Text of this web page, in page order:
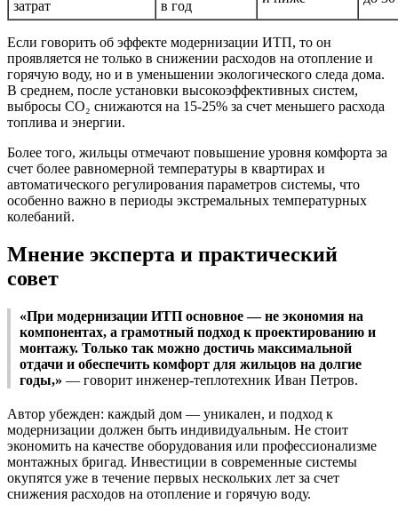
затрат в год
Если говорить об эффекте модернизации ИТП, то он
проявляется не только в снижении расходов на отопление и
горячую воду, но и в уменьшении экологического следа дома.
В среднем, после установки высокоэффективных систем,
выбросы СО₂ снижаются на 15-25% за счет меньшего расхода
топлива и энергии.
Более того, жильцы отмечают повышение уровня комфорта за
счет более равномерной температуры в квартирах и
автоматического регулирования параметров системы, что
особенно важно в периоды экстремальных температурных
колебаний.
Мнение эксперта и практический
совет
«При модернизации ИТП основное — не экономия на
компонентах, а грамотный подход к проектированию и
монтажу. Только так можно достичь максимальной
отдачи и обеспечить комфорт для жильцов на долгие
годы,» — говорит инженер-теплотехник Иван Петров.
Автор убежден: каждый дом — уникален, и подход к
модернизации должен быть индивидуальным. Не стоит
экономить на качестве оборудования или профессионализме
монтажных бригад. Инвестиции в современные системы
окупятся уже в течение первых нескольких лет за счет
снижения расходов на отопление и горячую воду.